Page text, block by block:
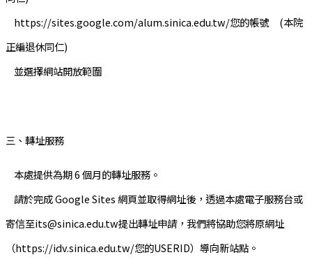
https://sites.google.com/alum.sinica.edu.tw/您的帳號 (本院
正編退休同仁)
並選擇網站開放範圍
三、轉址服務
本處提供為期 6 個月的轉址服務。
請於完成 Google Sites 網頁並取得網址後，透過本處電子服務台或
寄信至its@sinica.edu.tw提出轉址申請，我們將協助您將原網址
（https://idv.sinica.edu.tw/您的USERID）導向新站點。